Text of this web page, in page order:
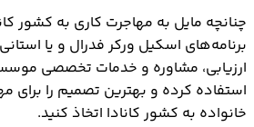
چنانچه مایل به مهاجرت کاری به کشور
برنامه‌های اسکیل ورکر فدرال و یا
ارزیابی، مشاوره و خدمات تخصصی
استفاده کرده و بهترین تصمیم را برای
خانواده به کشور کانادا اتخاذ کنید.